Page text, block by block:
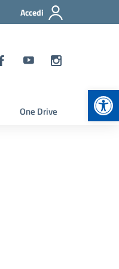
Accedi
One Drive